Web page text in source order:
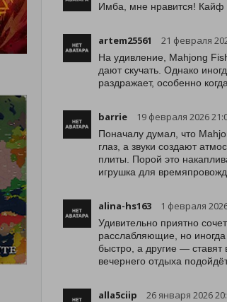
Имба, мне нравится! Кайф
artem25561 21 февраля
На удивление, Mahjong
дают скучать. Однако
раздражает, особенно
barrie 19 февраля 2026
Поначалу думал, что
глаз, а звуки создают
плиты. Порой это
игрушка для
alina-hs163 1 февраля
Удивительно приятно
расслабляющие, но
быстро, а другие —
вечернего отдыха
alla5ciip 26 января 2026